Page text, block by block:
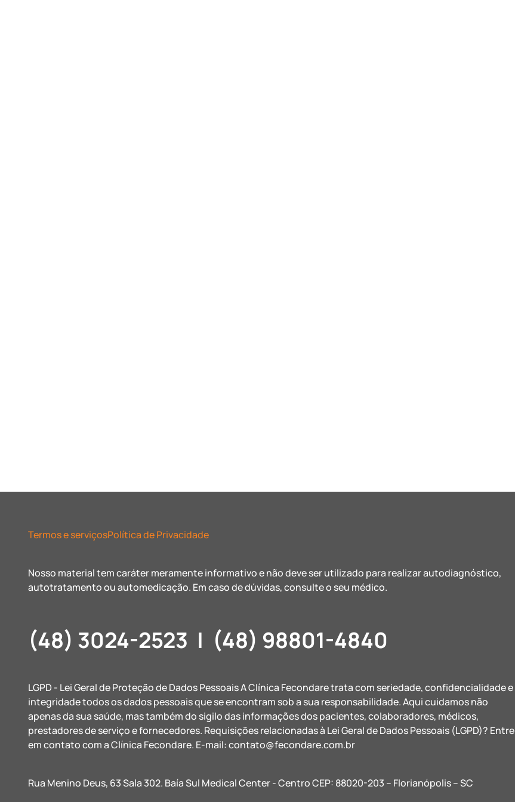
Termos e serviçosPolítica de Privacidade
Nosso material tem caráter meramente informativo e não deve ser utilizado para realizar autodiagnóstico,
autotratamento ou automedicação. Em caso de dúvidas, consulte o seu médico.
(48) 3024-2523 | (48) 98801-4840
LGPD - Lei Geral de Proteção de Dados Pessoais A Clínica Fecondare trata com seriedade, confidencialidade e
integridade todos os dados pessoais que se encontram sob a sua responsabilidade. Aqui cuidamos não
apenas da sua saúde, mas também do sigilo das informações dos pacientes, colaboradores, médicos,
prestadores de serviço e fornecedores. Requisições relacionadas à Lei Geral de Dados Pessoais (LGPD)? Entre
em contato com a Clínica Fecondare. E-mail:contato@fecondare.com.br
Rua Menino Deus, 63 Sala 302. Baía Sul Medical Center - Centro CEP: 88020-203 – Florianópolis – SC